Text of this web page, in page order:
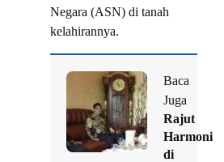
Negara (ASN) di tanah
kelahirannya.
Baca
Juga
Rajut
Harmoni
di